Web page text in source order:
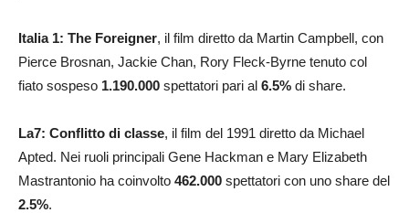
Italia 1: The Foreigner, il film diretto da Martin Campbell, con
Pierce Brosnan, Jackie Chan, Rory Fleck-Byrne tenuto col
fiato sospeso 1.190.000 spettatori pari al 6.5% di share.
La7: Conflitto di classe, il film del 1991 diretto da Michael
Apted. Nei ruoli principali Gene Hackman e Mary Elizabeth
Mastrantonio ha coinvolto 462.000 spettatori con uno share del
2.5%.